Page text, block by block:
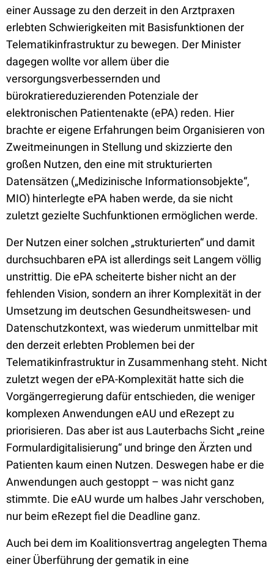
einer Aussage zu den derzeit in den Arztpraxen
erlebten Schwierigkeiten mit Basisfunktionen der
Telematikinfrastruktur zu bewegen. Der Minister
dagegen wollte vor allem über die
versorgungsverbessernden und
bürokratiereduzierenden Potenziale der
elektronischen Patientenakte (ePA) reden. Hier
brachte er eigene Erfahrungen beim Organisieren von
Zweitmeinungen in Stellung und skizzierte den
großen Nutzen, den eine mit strukturierten
Datensätzen („Medizinische Informationsobjekte“,
MIO) hinterlegte ePA haben werde, da sie nicht
zuletzt gezielte Suchfunktionen ermöglichen werde.
Der Nutzen einer solchen „strukturierten“ und damit
durchsuchbaren ePA ist allerdings seit Langem völlig
unstrittig. Die ePA scheiterte bisher nicht an der
fehlenden Vision, sondern an ihrer Komplexität in der
Umsetzung im deutschen Gesundheitswesen- und
Datenschutzkontext, was wiederum unmittelbar mit
den derzeit erlebten Problemen bei der
Telematikinfrastruktur in Zusammenhang steht. Nicht
zuletzt wegen der ePA-Komplexität hatte sich die
Vorgängerregierung dafür entschieden, die weniger
komplexen Anwendungen eAU und eRezept zu
priorisieren. Das aber ist aus Lauterbachs Sicht „reine
Formulardigitalisierung“ und bringe den Ärzten und
Patienten kaum einen Nutzen. Deswegen habe er die
Anwendungen auch gestoppt – was nicht ganz
stimmte. Die eAU wurde um halbes Jahr verschoben,
nur beim eRezept fiel die Deadline ganz.
Auch bei dem im Koalitionsvertrag angelegten Thema
einer Überführung der gematik in eine